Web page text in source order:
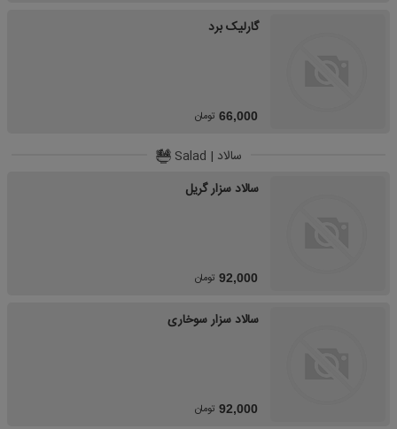
گارلیک برد
66,000 تومان
سالاد | Salad
سالاد سزار گریل
92,000 تومان
سالاد سزار سوخاری
92,000 تومان